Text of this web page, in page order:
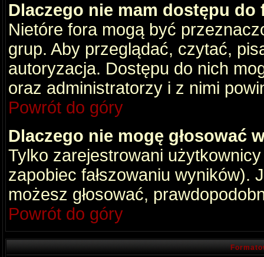
Dlaczego nie mam dostępu do
Nietóre fora mogą być
grup. Aby przeglądać, czytać,
autoryzacja. Dostępu do nich
oraz administratorzy i z nimi
Powrót do góry
Dlaczego nie mogę głosować
Tylko zarejestrowani
zapobiec fałszowaniu wyników).
możesz głosować,
Powrót do góry